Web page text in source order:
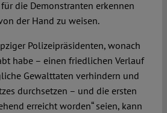
die Demonstranten erkennen
der Hand zu weisen.
Polizeipräsidenten, wonach
habe – einen friedlichen Verlauf
Gewalttaten verhindern und
durchsetzen – und die ersten
erreicht worden“ seien, kann